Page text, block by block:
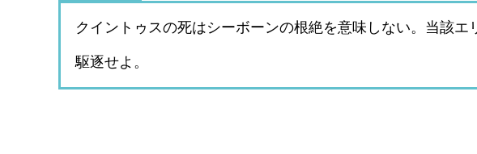
クイントゥスの死はシーボーンの根絶を意味しない。当該エ
駆逐せよ。